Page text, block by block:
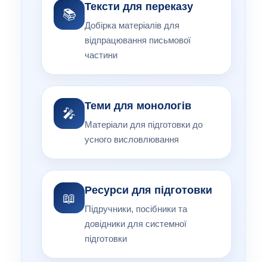
📚
Тексти для переказу
Добірка матеріалів для
відпрацювання письмової
частини
🎤
Теми для монологів
Матеріали для підготовки до
усного висловлювання
📖
Ресурси для підготовки
Підручники, посібники та
довідники для системної
підготовки